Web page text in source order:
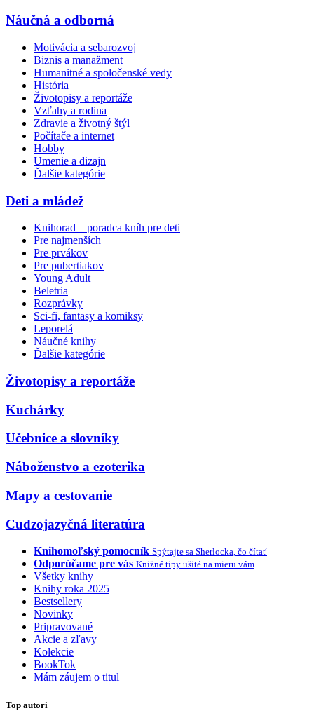
Náučná a odborná
Motivácia a sebarozvoj
Biznis a manažment
Humanitné a spoločenské vedy
História
Životopisy a reportáže
Vzťahy a rodina
Zdravie a životný štýl
Počítače a internet
Hobby
Umenie a dizajn
Ďalšie kategórie
Deti a mládež
Knihorad – poradca kníh pre deti
Pre najmenších
Pre prvákov
Pre pubertiakov
Young Adult
Beletria
Rozprávky
Sci-fi, fantasy a komiksy
Leporelá
Náučné knihy
Ďalšie kategórie
Životopisy a reportáže
Kuchárky
Učebnice a slovníky
Náboženstvo a ezoterika
Mapy a cestovanie
Cudzojazyčná literatúra
Knihomoľský pomocník Spýtajte sa Sherlocka, čo čítať
Odporúčame pre vás Knižné tipy ušité na mieru vám
Všetky knihy
Knihy roka 2025
Bestsellery
Novinky
Pripravované
Akcie a zľavy
Kolekcie
BookTok
Mám záujem o titul
Top autori